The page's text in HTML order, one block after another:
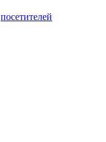
посетителей